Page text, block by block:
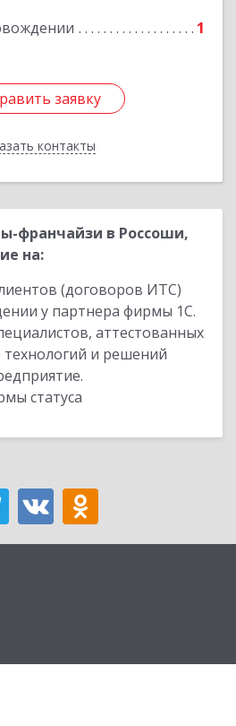
1
заявку
контакты
заявку
Назад
франчайзи в Россоши,
на:
(договоров ИТС)
у партнера фирмы 1С.
аттестованных
и решений
статуса